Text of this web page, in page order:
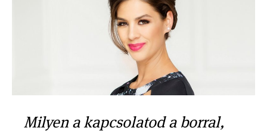
Milyen a kapcsolatod a borral,